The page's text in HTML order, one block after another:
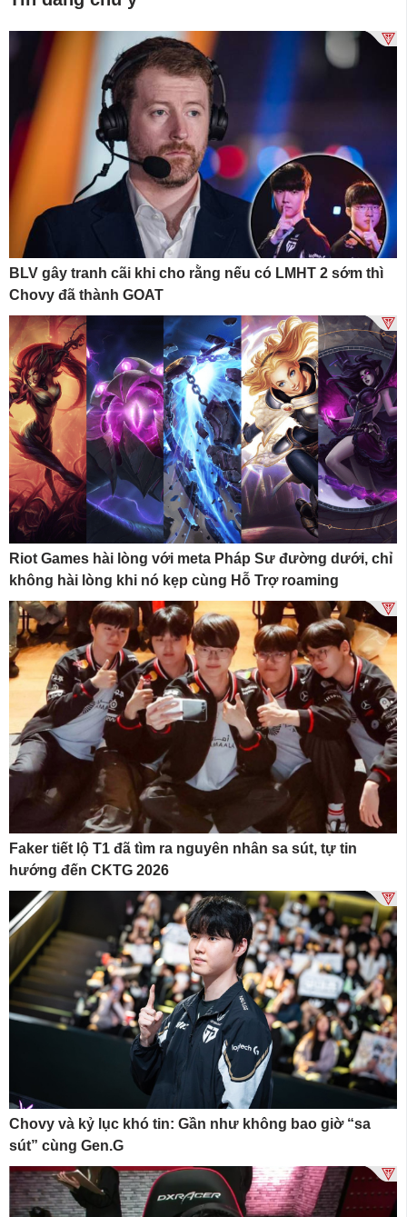
BLV gây tranh cãi khi cho rằng nếu có LMHT 2 sớm thì
Chovy đã thành GOAT
Riot Games hài lòng với meta Pháp Sư đường dưới, chỉ
không hài lòng khi nó kẹp cùng Hỗ Trợ roaming
Faker tiết lộ T1 đã tìm ra nguyên nhân sa sút, tự tin
hướng đến CKTG 2026
Chovy và kỷ lục khó tin: Gần như không bao giờ “sa
sút” cùng Gen.G